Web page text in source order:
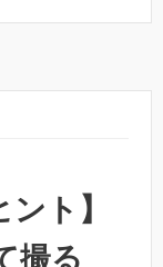
ト】
撮る